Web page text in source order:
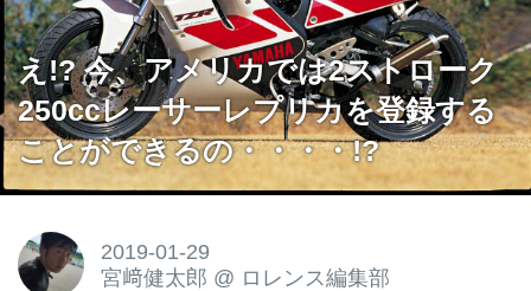
え!? 今、アメリカでは2ストローク
250ccレーサーレプリカを登録する
ことができるの・・・・!?
2019-01-29
宮﨑健太郎 @ ロレンス編集部